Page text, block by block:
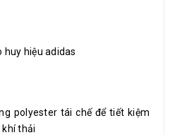
huy hiệu adidas
polyester tái chế để tiết kiệm
thải